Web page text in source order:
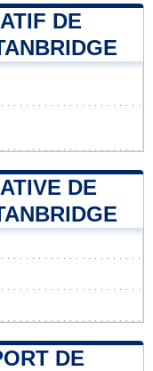
DE
DE
DE